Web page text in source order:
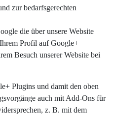
zur bedarfsgerechten
die über unsere Website
Profil auf Google+
Besuch unserer Website bei
Plugins und damit den oben
auch mit Add-Ons für
z. B. mit dem